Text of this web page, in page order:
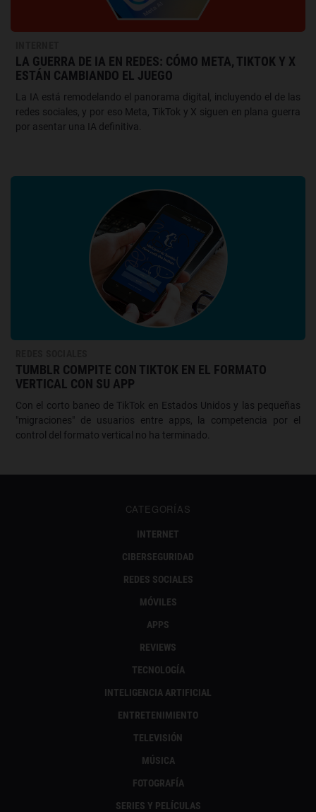
LA GUERRA DE IA EN REDES: CÓMO META, TIKTOK Y X
ESTÁN CAMBIANDO EL JUEGO
La IA está remodelando el panorama digital, incluyendo el de las
redes sociales, y por eso Meta, TikTok y X siguen en plana guerra
por asentar una IA definitiva.
TUMBLR COMPITE CON TIKTOK EN EL FORMATO
VERTICAL CON SU APP
Con el corto baneo de TikTok en Estados Unidos y las pequeñas
"migraciones" de usuarios entre apps, la competencia por el
control del formato vertical no ha terminado.
CATEGORÍAS
INTERNET
CIBERSEGURIDAD
REDES SOCIALES
MÓVILES
APPS
REVIEWS
TECNOLOGÍA
INTELIGENCIA ARTIFICIAL
ENTRETENIMIENTO
TELEVISIÓN
MÚSICA
FOTOGRAFÍA
SERIES Y PELÍCULAS